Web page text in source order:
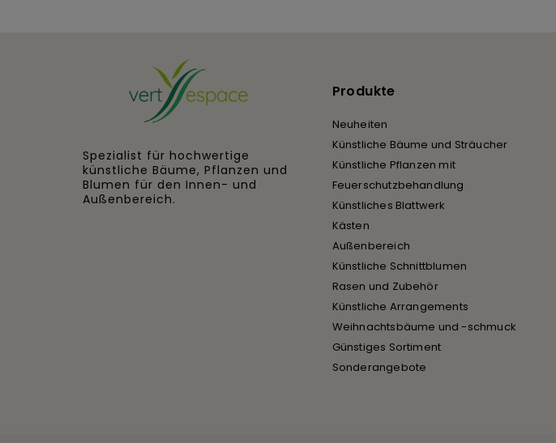
Spezialist für hochwertige
künstliche Bäume, Pflanzen und
Blumen für den Innen- und
Außenbereich.
Produkte
Neuheiten
Künstliche Bäume und Sträucher
Künstliche Pflanzen mit
Feuerschutzbehandlung
Künstliches Blattwerk
Kästen
Außenbereich
Künstliche Schnittblumen
Rasen und Zubehör
Künstliche Arrangements
Weihnachtsbäume und -schmuck
Günstiges Sortiment
Sonderangebote